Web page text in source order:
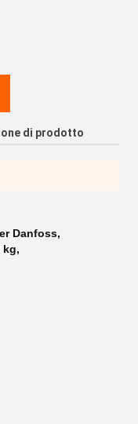
di prodotto
Danfoss,
kg,